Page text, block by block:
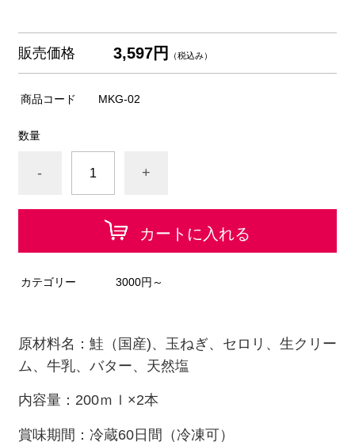
販売価格 3,597円 （税込み）
商品コード MKG-02
数量
- +
カートに入れる
カテゴリー 3000円～
原材料名：鮭（国産)、玉ねぎ、セロリ、生クリー
ム、牛乳、バター、天然塩
内容量：200ｍｌ×2本
賞味期間：冷蔵60日間（冷凍可）